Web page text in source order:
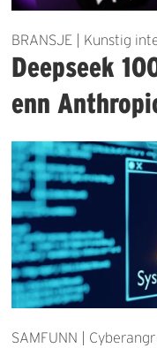
BRANSJE | Kunstig
Deepseek
enn
SAMFUNN |